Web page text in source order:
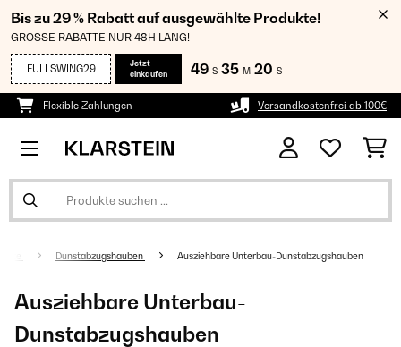
Bis zu 29 % Rabatt auf ausgewählte Produkte!
GROSSE RABATTE NUR 48H LANG!
FULLSWING29
Jetzt
einkaufen
49 S 35 M 20 S
Flexible Zahlungen Versandkostenfrei ab 100€
Dunstabzugshauben Ausziehbare Unterbau-Dunstabzugshauben
Ausziehbare Unterbau-
Dunstabzugshauben